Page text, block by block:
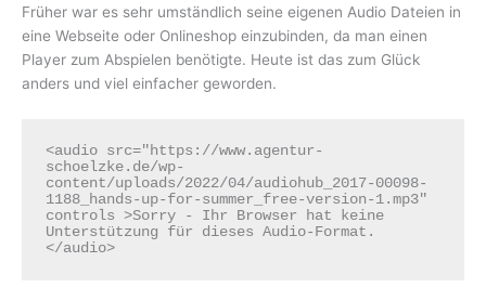
Früher war es sehr umständlich seine eigenen Audio Dateien in
eine Webseite oder Onlineshop einzubinden, da man einen
Player zum Abspielen benötigte. Heute ist das zum Glück
anders und viel einfacher geworden.
<audio src="https://www.agentur-
schoelzke.de/wp-
content/uploads/2022/04/audiohub_2017-00098-
1188_hands-up-for-summer_free-version-1.mp3"
controls >Sorry - Ihr Browser hat keine
Unterstützung für dieses Audio-Format.
</audio>